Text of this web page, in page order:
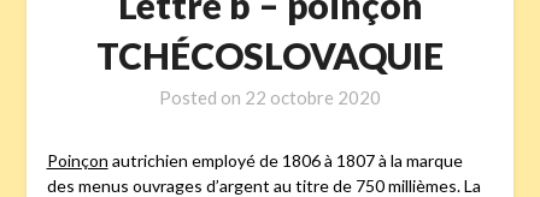
TCHÉCOSLOVAQUIE
Posted on 22 octobre 2020
Poinçon autrichien employé de 1806 à 1807 à la marque
des menus ouvrages d’argent au titre de 750 millièmes. La